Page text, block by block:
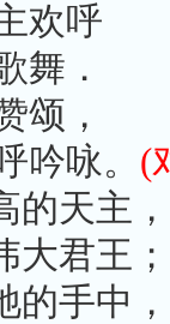
欢呼
舞．
颂，
吟咏。 (
的天主，
大君王；
的手中，